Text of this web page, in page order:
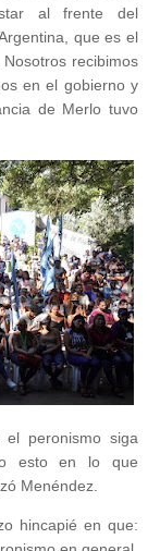
al frente del
que es el
recibimos
en el gobierno y
de Merlo tuvo
peronismo siga
esto en lo que
Menéndez.
hincapié en que: